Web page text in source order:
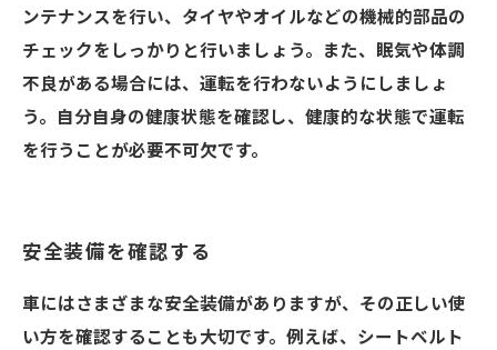
ンテナンスを行い、タイヤやオイルなどの機械的部品の
チェックをしっかりと行いましょう。また、眠気や体調
不良がある場合には、運転を行わないようにしましょ
う。自分自身の健康状態を確認し、健康的な状態で運転
を行うことが必要不可欠です。
安全装備を確認する
車にはさまざまな安全装備がありますが、その正しい使
い方を確認することも大切です。例えば、シートベルト